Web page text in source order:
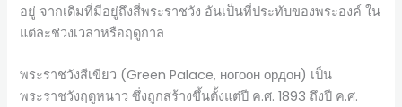
อยู่ จากเดิมที่มีอยู่ถึงสี่พระราชวัง อันเป็นที่ประทับของพระองค์ ใน
แต่ละช่วงเวลาหรือฤดูกาล
พระราชวังสีเขียว (Green Palace, ногоон ордон) เป็น
พระราชวังฤดูหนาว ซึ่งถูกสร้างขึ้นตั้งแต่ปี ค.ศ. 1893 ถึงปี ค.ศ.